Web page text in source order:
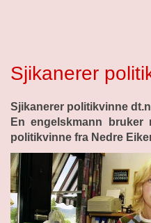
Sjikanerer
Sjikanerer politikvinne
En engelskmann
politikvinne fra Nedre